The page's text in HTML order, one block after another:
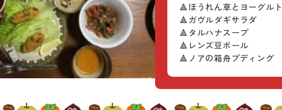
🔺ほうれん草とヨーグル
🔺ガヴルダギサラダ
🔺タルハナスープ
🔺レンズ豆ボール
🔺ノアの箱舟プディング